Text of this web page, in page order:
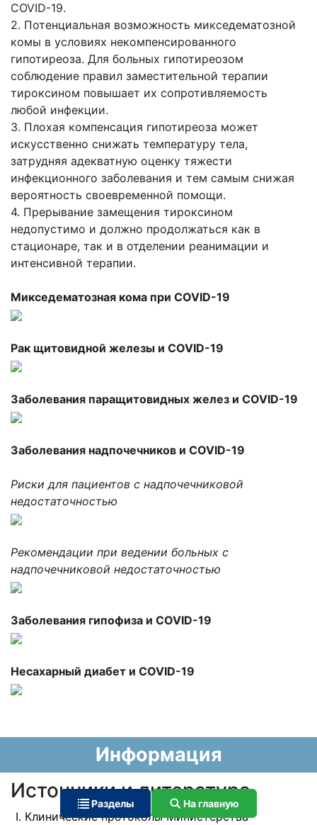
СOVID-19.
2. Потенциальная возможность микседематозной
комы в условиях некомпенсированного
гипотиреоза. Для больных гипотиреозом
соблюдение правил заместительной терапии
тироксином повышает их сопротивляемость
любой инфекции.
3. Плохая компенсация гипотиреоза может
искусственно снижать температуру тела,
затрудняя адекватную оценку тяжести
инфекционного заболевания и тем самым снижая
вероятность своевременной помощи.
4. Прерывание замещения тироксином
недопустимо и должно продолжаться как в
стационаре, так и в отделении реанимации и
интенсивной терапии.
Микседематозная кома при COVID-19
Рак щитовидной железы и COVID-19
Заболевания паращитовидных желез и COVID-19
Заболевания надпочечников и COVID-19
Риски для пациентов с надпочечниковой
недостаточностью
Рекомендации при ведении больных с
надпочечниковой недостаточностью
Заболевания гипофиза и COVID-19
Несахарный диабет и COVID-19
Информация
Источники и литература
Клинические протоколы Министерства
Разделы На главную